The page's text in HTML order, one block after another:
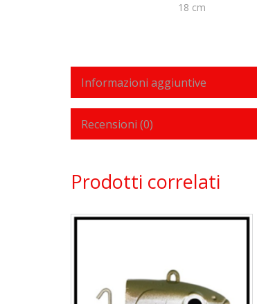
18 cm
Informazioni aggiuntive
Recensioni (0)
Prodotti correlati